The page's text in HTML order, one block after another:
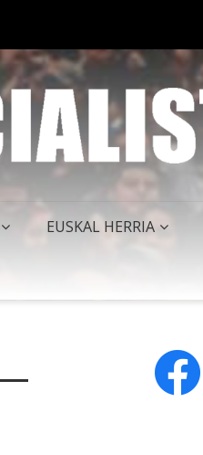
EUSKAL HERRIA
facebook